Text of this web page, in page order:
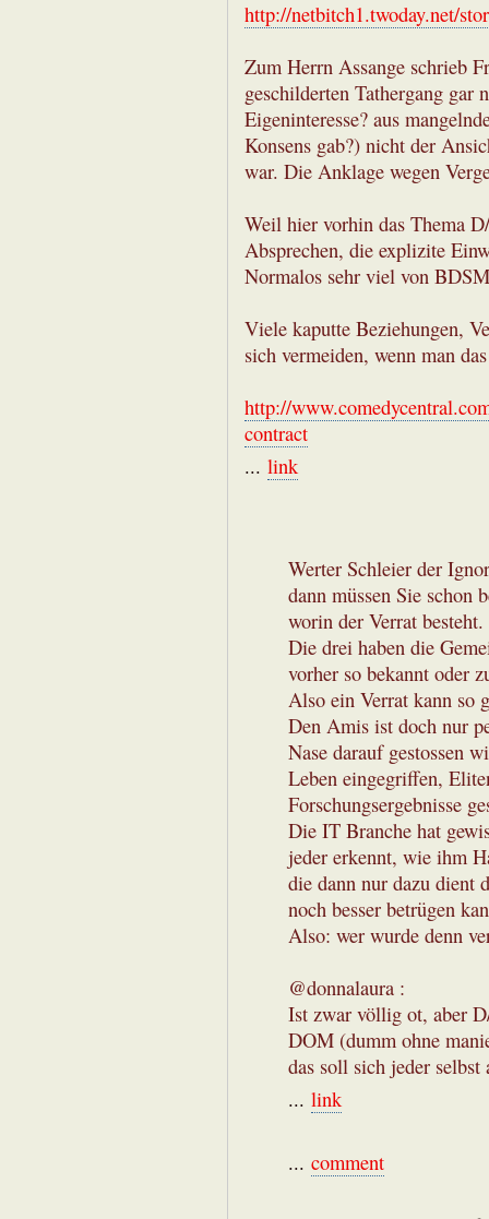
http://netbitch1.twoday.net/
Zum Herrn Assange schrieb
geschilderten Tathergang gar
Eigeninteresse? aus
Konsens gab?) nicht der
war. Die Anklage wegen
Weil hier vorhin das Thema
Absprechen, die explizite
Normalos sehr viel von
Viele kaputte Beziehungen,
sich vermeiden, wenn man
http://
contract
... link
Werter Schleier der
dann müssen Sie schon
worin der Verrat besteht.
Die drei haben die
vorher so bekannt oder
Also ein Verrat kann so
Den Amis ist doch nur
Nase darauf gestossen
Leben eingegriffen,
Forschungsergebnisse
Die IT Branche hat
jeder erkennt, wie ihm
die dann nur dazu dient
noch besser betrügen
Also: wer wurde denn
@donnalaura :
Ist zwar völlig ot, aber
DOM (dumm ohne
das soll sich jeder selbst
... link
... comment